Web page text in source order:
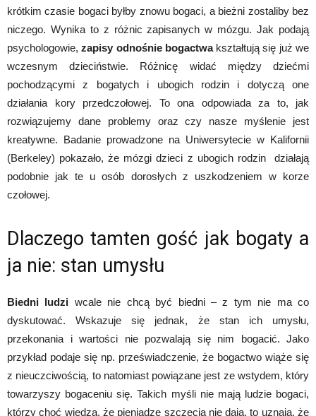
krótkim czasie bogaci byłby znowu bogaci, a bieżni zostaliby bez
niczego. Wynika to z różnic zapisanych w mózgu. Jak podają
psychologowie,zapisy odnośnie bogactwakształtują się już we
wczesnym dzieciństwie. Różnicę widać między dziećmi
pochodzącymi z bogatych i ubogich rodzin i dotyczą one
działania kory przedczołowej. To ona odpowiada za to, jak
rozwiązujemy dane problemy oraz czy nasze myślenie jest
kreatywne. Badanie prowadzone na Uniwersytecie w Kalifornii
(Berkeley) pokazało, że mózgi dzieci z ubogich rodzin działają
podobnie jak te u osób dorosłych z uszkodzeniem w korze
czołowej.
Dlaczego tamten gość jak bogaty a
ja nie: stan umysłu
Biedni ludzi wcale nie chcą być biedni – z tym nie ma co
dyskutować. Wskazuje się jednak, że stan ich umysłu,
przekonania i wartości nie pozwalają się nim bogacić. Jako
przykład podaje się np. przeświadczenie, że bogactwo wiąże się
z nieuczciwością, to natomiast powiązane jest ze wstydem, który
towarzyszy bogaceniu się. Takich myśli nie mają ludzie bogaci,
którzy choć wiedza, że pieniądze szczecią nie dają, to uznają, że